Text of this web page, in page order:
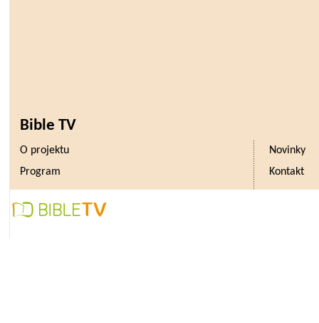
Bible TV
O projektu
Novinky
Program
Kontakt